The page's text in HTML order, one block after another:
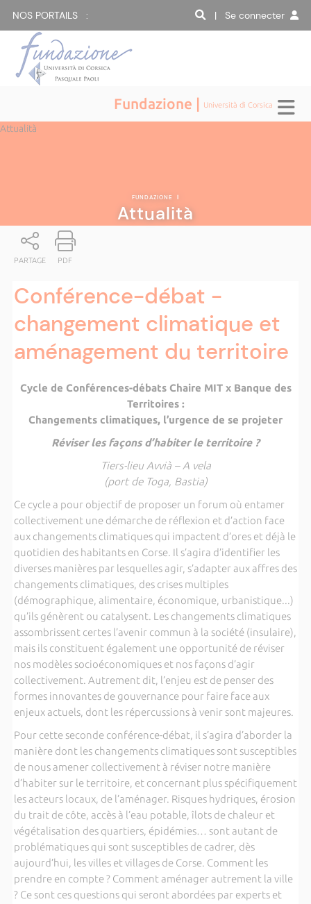
NOS PORTAILS : | Se connecter
Fundazione | Università di Corsica
Attualità
FUNDAZIONE |
Attualità
PARTAGE PDF
Conférence-débat -
changement climatique et
aménagement du territoire
Cycle de Conférences-débats Chaire MIT x Banque des
Territoires :
Changements climatiques, l’urgence de se projeter
Réviser les façons d’habiter le territoire ?
Tiers-lieu Avvià – A vela
(port de Toga, Bastia)
Ce cycle a pour objectif de proposer un forum où entamer
collectivement une démarche de réflexion et d’action face
aux changements climatiques qui impactent d’ores et déjà le
quotidien des habitants en Corse. Il s’agira d’identifier les
diverses manières par lesquelles agir, s’adapter aux affres des
changements climatiques, des crises multiples
(démographique, alimentaire, économique, urbanistique...)
qu’ils génèrent ou catalysent. Les changements climatiques
assombrissent certes l’avenir commun à la société (insulaire),
mais ils constituent également une opportunité de réviser
nos modèles socioéconomiques et nos façons d’agir
collectivement. Autrement dit, l’enjeu est de penser des
formes innovantes de gouvernance pour faire face aux
enjeux actuels, dont les répercussions à venir sont majeures.
Pour cette seconde conférence-débat, il s’agira d’aborder la
manière dont les changements climatiques sont susceptibles
de nous amener collectivement à réviser notre manière
d’habiter sur le territoire, et concernant plus spécifiquement
les acteurs locaux, de l’aménager. Risques hydriques, érosion
du trait de côte, accès à l’eau potable, îlots de chaleur et
végétalisation des quartiers, épidémies… sont autant de
problématiques qui sont susceptibles de cadrer, dès
aujourd’hui, les villes et villages de Corse. Comment les
prendre en compte ? Comment aménager autrement la ville
? Ce sont ces questions qui seront abordées par experts et